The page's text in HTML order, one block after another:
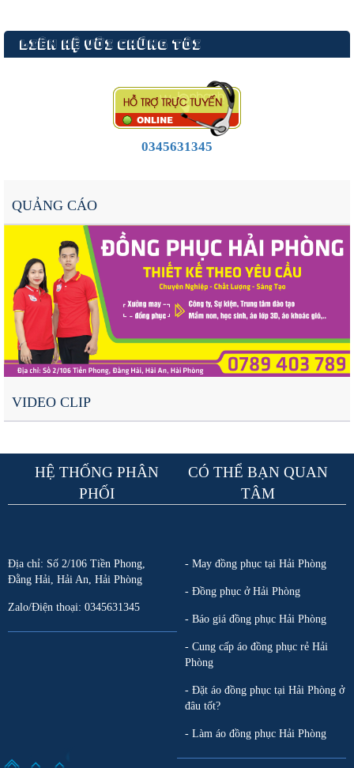
LIÊN HỆ VỚI CHÚNG TÔI
0345631345
QUẢNG CÁO
VIDEO CLIP
HỆ THỐNG PHÂN
PHỐI
CÓ THỂ BẠN QUAN
TÂM
Địa chỉ: Số 2/106 Tiền Phong,
Đằng Hải, Hải An, Hải Phòng
Zalo/Điện thoại: 0345631345
- May đồng phục tại Hải Phòng
- Đồng phục ở Hải Phòng
- Báo giá đồng phục Hải Phòng
- Cung cấp áo đồng phục rẻ Hải
Phòng
- Đặt áo đồng phục tại Hải Phòng ở
đâu tốt?
- Làm áo đồng phục Hải Phòng